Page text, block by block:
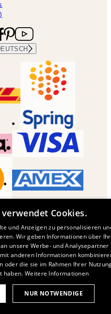
Cookies.
und Anzeigen zu personalisieren
Wir geben Informationen über
unsere Werbe- und Analysepartner
anderen Informationen
oder die sie im Rahmen Ihrer
haben. Weitere Informationen
NUR NOTWENDIGE